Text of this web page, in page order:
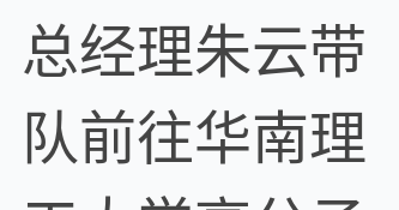
总经理朱云带
队前往华南理